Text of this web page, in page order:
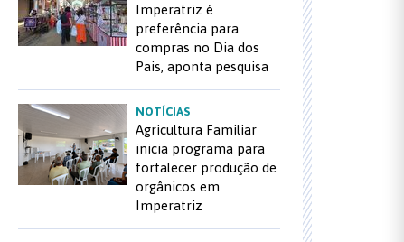
Imperatriz é
preferência para
compras no Dia dos
Pais, aponta pesquisa
NOTÍCIAS
Agricultura Familiar
inicia programa para
fortalecer produção de
orgânicos em
Imperatriz